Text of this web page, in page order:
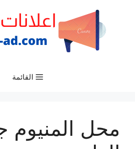
القائمة
محل المنيوم